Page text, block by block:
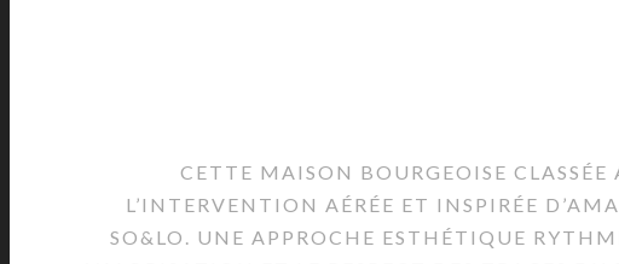
CETTE MAISON BOURGEOISE
L’INTERVENTION AÉRÉE ET INSPIRÉE
SO&LO. UNE APPROCHE ESTHÉTIQUE